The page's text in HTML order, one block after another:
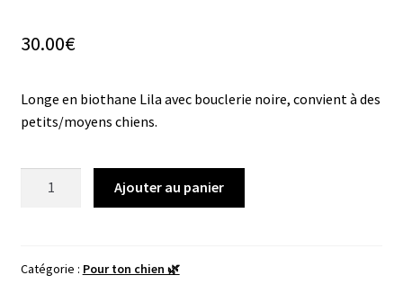
30.00€
Longe en biothane Lila avec bouclerie noire, convient à des
petits/moyens chiens.
Lila
Ajouter au panier
Catégorie : Pour ton chien 🌿